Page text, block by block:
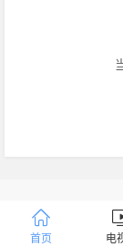
Copyright ©
首页 电